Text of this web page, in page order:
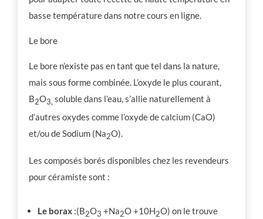
basse température dans notre cours en ligne.
Le bore
Le bore n’existe pas en tant que tel dans la nature,
mais sous forme combinée. L’oxyde le plus courant,
B2O3,soluble dans l’eau, s’allie naturellement à
d’autres oxydes comme l’oxyde de calcium (CaO)
et/ou de Sodium (Na2O).
Les composés borés disponibles chez les revendeurs
pour céramiste sont :
Le borax :(B2O3 +Na2O +10H2O) on le trouve